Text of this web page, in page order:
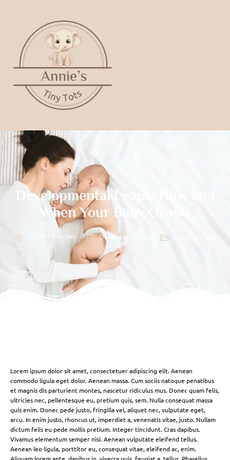
Developmental Leaps: How and
When Your Baby Grows
Annie's Tiny Tots December 26, 2025
Lorem ipsum dolor sit amet, consectetuer adipiscing elit. Aenean
commodo ligula eget dolor. Aenean massa. Cum sociis natoque penatibus
et magnis dis parturient montes, nascetur ridiculus mus. Donec quam felis,
ultricies nec, pellentesque eu, pretium quis, sem. Nulla consequat massa
quis enim. Donec pede justo, fringilla vel, aliquet nec, vulputate eget,
arcu. In enim justo, rhoncus ut, imperdiet a, venenatis vitae, justo. Nullam
dictum felis eu pede mollis pretium. Integer tincidunt. Cras dapibus.
Vivamus elementum semper nisi. Aenean vulputate eleifend tellus.
Aenean leo ligula, porttitor eu, consequat vitae, eleifend ac, enim.